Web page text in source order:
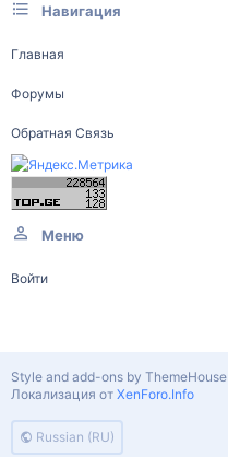
Навигация
Главная
Форумы
Обратная Связь
Меню
Войти
Russian (RU)
Style and add-ons by ThemeHouse
Локализация от XenForo.Info